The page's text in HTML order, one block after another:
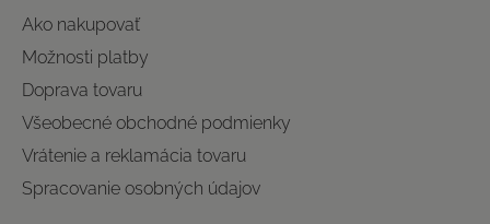
Ako nakupovať
Možnosti platby
Doprava tovaru
Všeobecné obchodné podmienky
Vrátenie a reklamácia tovaru
Spracovanie osobných údajov